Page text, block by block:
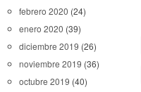
febrero 2020 (24)
enero 2020 (39)
diciembre 2019 (26)
noviembre 2019 (36)
octubre 2019 (40)